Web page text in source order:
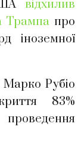
відхилив
Трампа про
іноземної
Рубіо
83%